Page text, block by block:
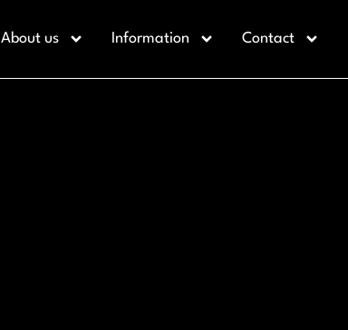
About us Information Contact